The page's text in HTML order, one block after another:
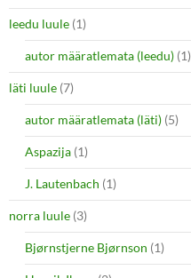
leedu luule (1)
autor määratlemata (leedu) (1)
läti luule (7)
autor määratlemata (läti) (5)
Aspazija (1)
J. Lautenbach (1)
norra luule (3)
Bjørnstjerne Bjørnson (1)